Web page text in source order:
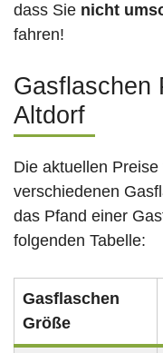
dass Sie nicht
fahren!
Gasflaschen
Altdorf
Die aktuellen
verschiedenen
das Pfand einer
folgenden Tabelle:
Gasflaschen
Größe